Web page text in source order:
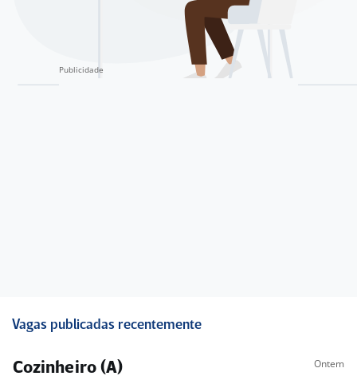
Vagas publicadas recentemente
Cozinheiro (A) Ontem